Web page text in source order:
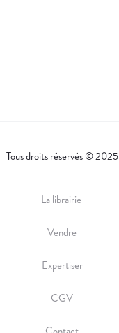
Tous droits réservés © 2025
La librairie
Vendre
Expertiser
CGV